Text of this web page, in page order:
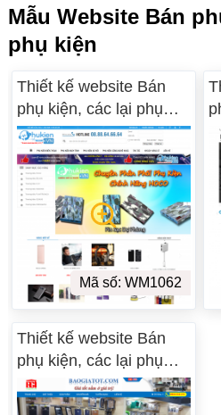
Mẫu Website Bán
phụ kiện
Thiết kế website Bán
phụ kiện, các lại phụ
kiện WM 03
Mã số: WM1062
Thiết kế website Bán
phụ kiện, các lại phụ
kiện WM 01